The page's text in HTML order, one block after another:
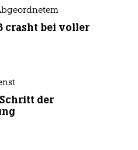
crasht bei voller
der